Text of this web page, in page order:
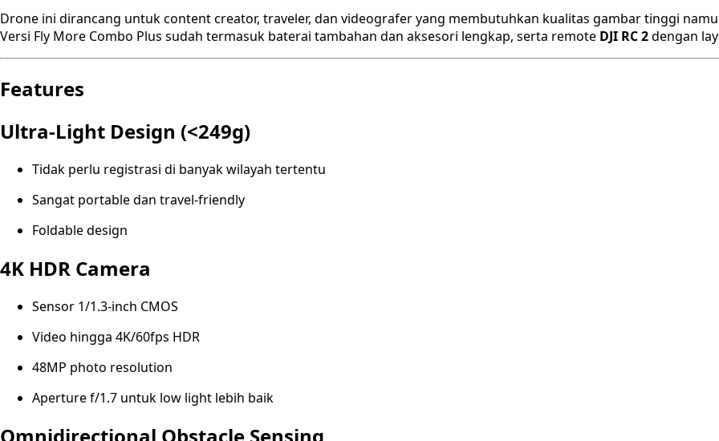
Drone ini dirancang untuk content creator, traveler, dan videografer yang membutuhkan kualitas gambar tinggi
Versi Fly More Combo Plus sudah termasuk baterai tambahan dan aksesori lengkap, serta remote DJI RC 2dengan
Features
Ultra-Light Design (<249g)
Tidak perlu registrasi di banyak wilayah tertentu
Sangat portable dan travel-friendly
Foldable design
4K HDR Camera
Sensor 1/1.3-inch CMOS
Video hingga 4K/60fps HDR
48MP photo resolution
Aperture f/1.7 untuk low light lebih baik
Omnidirectional Obstacle Sensing